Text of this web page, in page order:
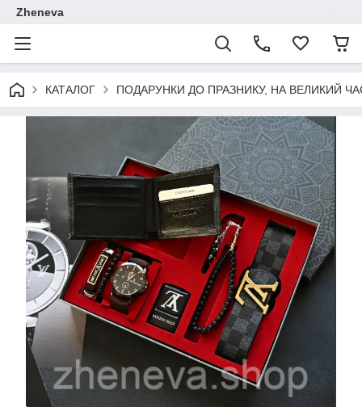
Zheneva
КАТАЛОГ ПОДАРУНКИ ДО ПРАЗНИКУ, НА ВЕЛИКИЙ